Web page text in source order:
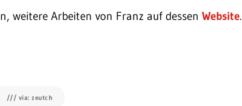
weitere Arbeiten von Franz auf dessenWebsite.
/// via: zeutch